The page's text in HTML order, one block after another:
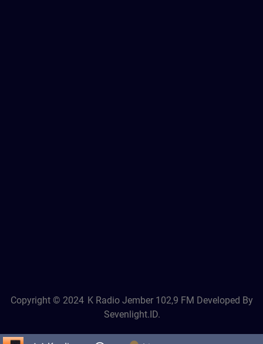
Copyright © 2024 K Radio Jember 102,9 FM Developed By
Sevenlight.ID.